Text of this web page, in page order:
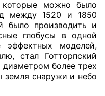
которые можно было
между 1520 и 1850
было производить и
глобусы в одной
моделей,
стал Готторпский
диаметром более трех
снаружи и небо